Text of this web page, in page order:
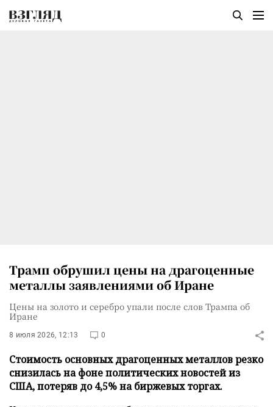
Трамп обрушил цены на драгоценные
металлы заявлениями об Иране
Цены на золото и серебро упали после слов Трампа об
Иране
8 июля 2026, 12:13 0
Стоимость основных драгоценных металлов резко
снизилась на фоне политических новостей из
США, потеряв до 4,5% на биржевых торгах.